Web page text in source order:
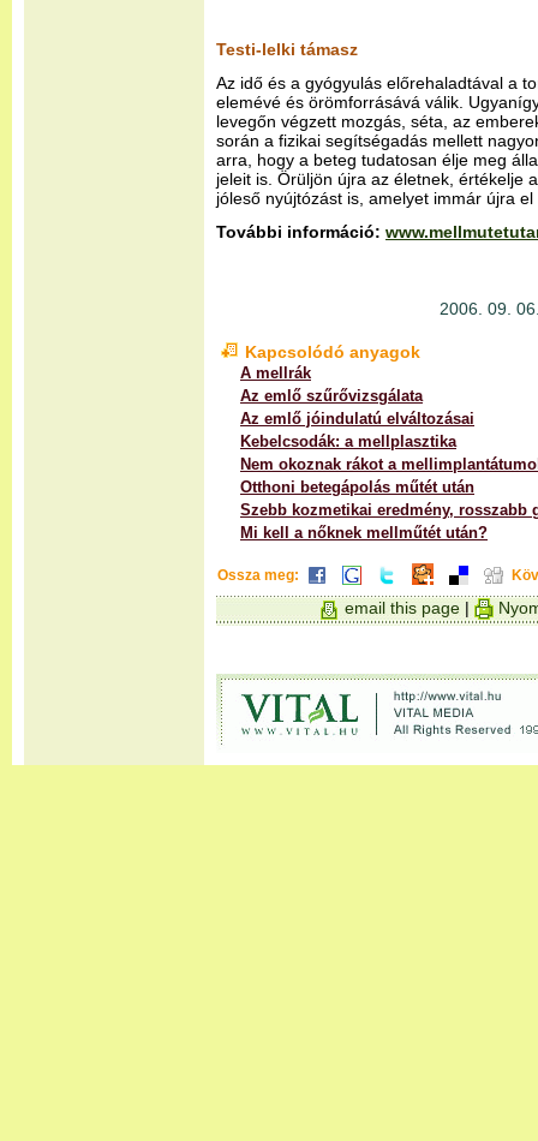
Testi-lelki támasz
Az idő és a gyógyulás előrehaladtával a
elemévé és örömforrásává válik.
levegőn végzett mozgás, séta, az
során a fizikai segítségadás mellett
arra, hogy a beteg tudatosan élje meg
jeleit is. Örüljön újra az életnek, értékelje
jóleső nyújtózást is, amelyet immár újra
További információ:
2006. 09.
Kapcsolódó anyagok
A mellrák
Az emlő szűrővizsgálata
Az emlő jóindulatú elváltozásai
Kebelcsodák: a mellplasztika
Nem okoznak rákot a
Otthoni betegápolás műtét után
Szebb kozmetikai eredmény, rosszabb
Mi kell a nőknek mellműtét után?
Ossza meg:
email this page |